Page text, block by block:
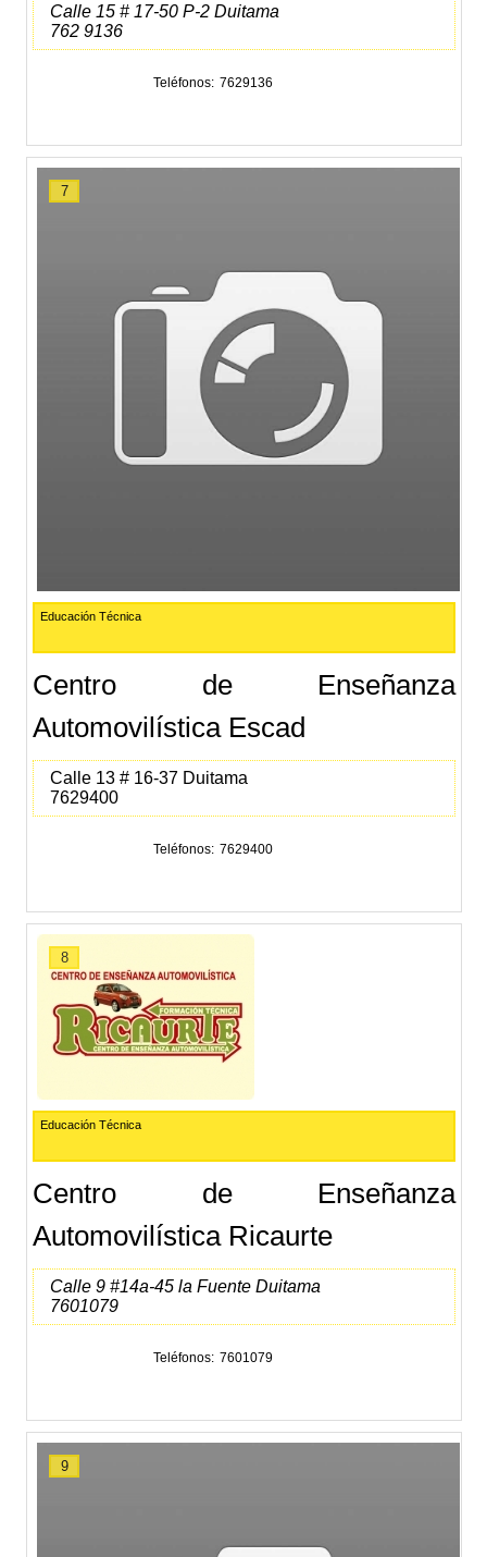
Calle 15 # 17-50 P-2 Duitama
762 9136
Teléfonos 7629136
7
Educación Técnica
Centro de Enseñanza
Automovilística Escad
Calle 13 # 16-37 Duitama
7629400
Teléfonos 7629400
8
Educación Técnica
Centro de Enseñanza
Automovilística Ricaurte
Calle 9 #14a-45 la Fuente Duitama
7601079
Teléfonos 7601079
9